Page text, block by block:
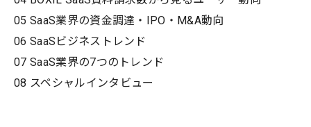
05 SaaS業界の資金調達・IPO・M&A動向
06 SaaSビジネストレンド
07 SaaS業界の7つのトレンド
08 スペシャルインタビュー